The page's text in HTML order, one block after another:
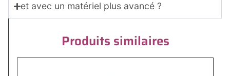
et avec un matériel plus avancé ?
Produits similaires